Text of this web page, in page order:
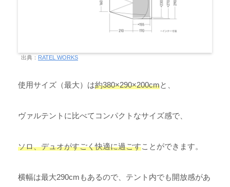
出典： RATEL WORKS
使用サイズ（最大）は約380×290×200cmと、
ヴァルテントに比べてコンパクトなサイズ感で、
ソロ、デュオがすごく快適に過ごすことができます。
横幅は最大290cmもあるので、テント内でも開放感があ